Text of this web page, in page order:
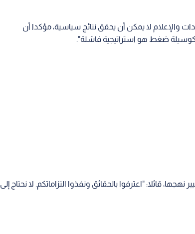
والإعلام لا يمكن أن يحقق نتائج سياسية، مؤكدا أن
كوسيلة ضغط هو استراتيجية فاشلة".
نهجها، قائلا: "اعترفوا بالحقائق ونفذوا التزاماتكم. لا نحتاج إلى